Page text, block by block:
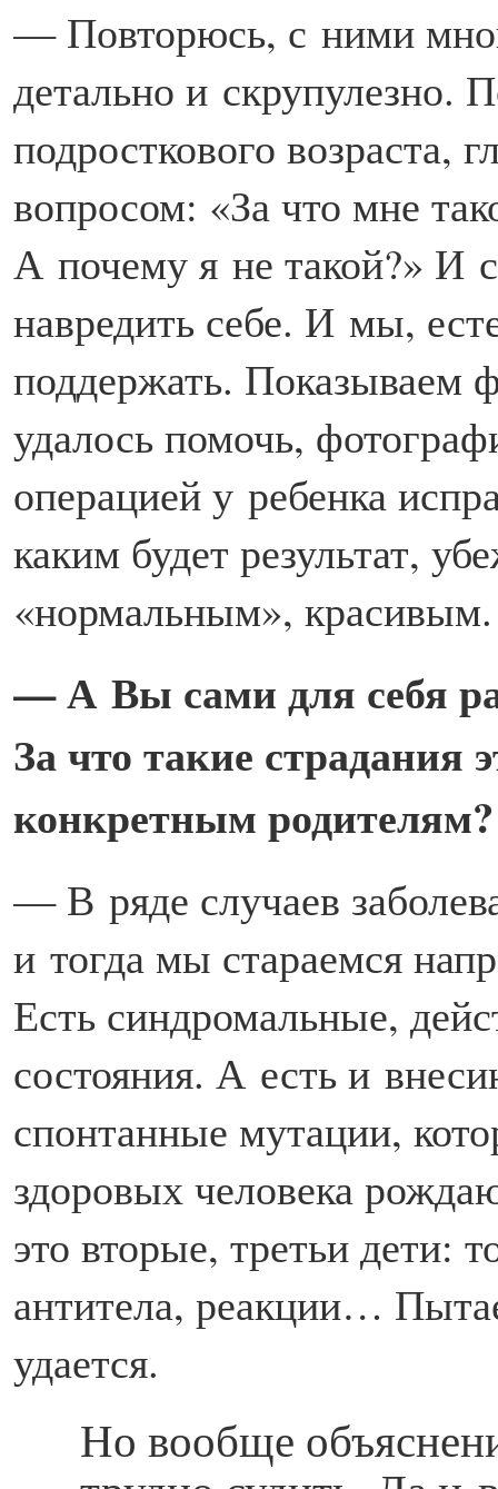
— Повторюсь, с ними
детально и скрупулезно.
подросткового возраста,
вопросом: «За что мне
А почему я не такой?» И
навредить себе. И мы,
поддержать. Показываем
удалось помочь,
операцией у ребенка
каким будет результат,
«нормальным», красивым.
— А Вы сами для себя
За что такие страдания
конкретным родителям?
— В ряде случаев
и тогда мы стараемся
Есть синдромальные,
состояния. А есть и
спонтанные мутации,
здоровых человека
это вторые, третьи дети:
антитела, реакции…
удается.
Но вообще